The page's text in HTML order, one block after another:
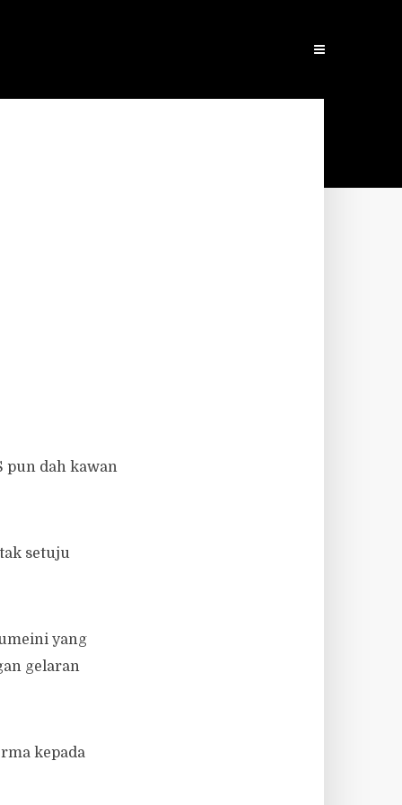
pun dah kawan
setuju
yang
gelaran
kepada